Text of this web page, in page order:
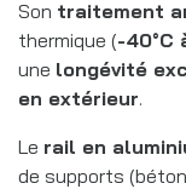
Son traitement
thermique (-40°C
une longévité
en extérieur.
Le rail en
de supports